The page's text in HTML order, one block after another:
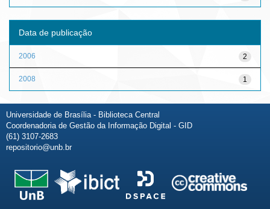
Data de publicação
2
2006
1
2008
Universidade de Brasília - Biblioteca Central
Coordenadoria de Gestão da Informação Digital - GID
(61) 3107-2683
repositorio@unb.br